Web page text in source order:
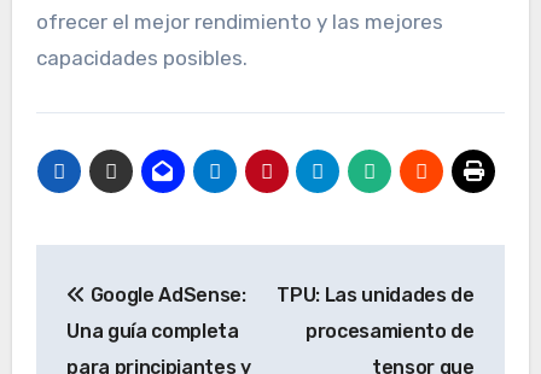
ofrecer el mejor rendimiento y las mejores
capacidades posibles.
de
Google AdSense:
Una guía completa
para principiantes y
TPU: Las unidades de
procesamiento de
tensor que